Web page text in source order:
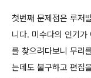
첫번째 문제점은 루저
니다. 미수다의 인기
를 찾으려다보니 무리
는데도 불구하고 편집